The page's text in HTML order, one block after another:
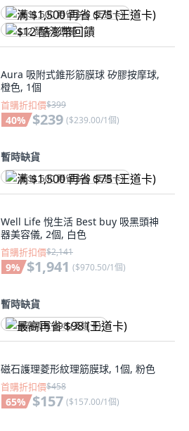
满 $1,500 再省 $75 (王道卡)
$12 酷澎幣回饋
Aura 吸附式錐形筋膜球 矽膠按摩球,
橙色, 1個
首購折扣價$399
40% $239 ($239.00/1個)
暫時缺貨
满 $1,500 再省 $75 (王道卡)
Well Life 悅生活 Best buy 吸黑頭神
器美容儀, 2個, 白色
首購折扣價$2,141
9% $1,941 ($970.50/1個)
暫時缺貨
最高再省 $98 (王道卡)
磁石護理菱形紋理筋膜球, 1個, 粉色
首購折扣價$458
65% $157 ($157.00/1個)